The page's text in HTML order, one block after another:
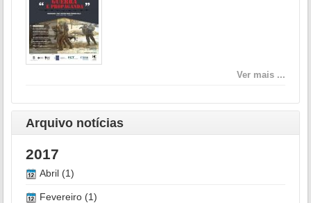
Ver mais ...
Arquivo notícias
2017
Abril (1)
Fevereiro (1)